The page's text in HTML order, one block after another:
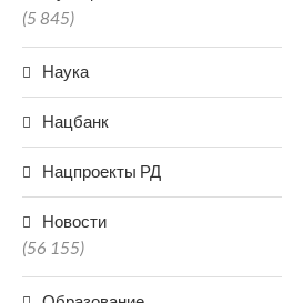
(5 845)
Наука
Нацбанк
Нацпроекты РД
Новости
(56 155)